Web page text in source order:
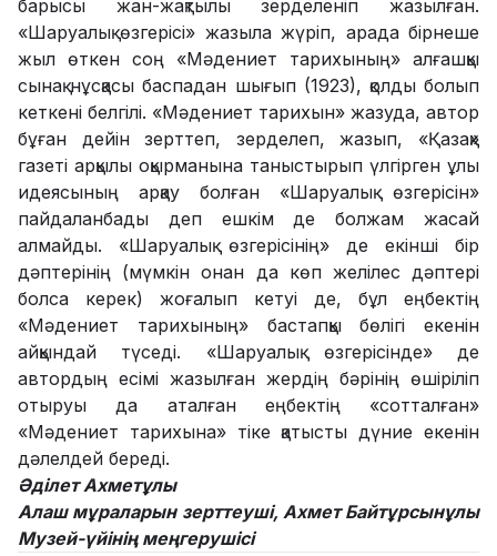
барысы жан-жақтылы зерделеніп жазылған.
«Шаруалық өзгерісі» жазыла жүріп, арада бірнеше
жыл өткен соң «Мәдениет тарихының» алғашқы
сынақ нұсқасы баспадан шығып (1923), қолды болып
кеткені белгілі. «Мәдениет тарихын» жазуда, автор
бұған дейін зерттеп, зерделеп, жазып, «Қазақ»
газеті арқылы оқырманына таныстырып үлгірген ұлы
идеясының арқау болған «Шаруалық өзгерісін»
пайдаланбады деп ешкім де болжам жасай
алмайды. «Шаруалық өзгерісінің» де екінші бір
дәптерінің (мүмкін онан да көп желілес дәптері
болса керек) жоғалып кетуі де, бұл еңбектің
«Мәдениет тарихының» бастапқы бөлігі екенін
айқындай түседі. «Шаруалық өзгерісінде» де
автордың есімі жазылған жердің бәрінің өшіріліп
отыруы да аталған еңбектің «сотталған»
«Мәдениет тарихына» тіке қатысты дүние екенін
дәлелдей береді.
Әділет Ахметұлы
Алаш мұраларын зерттеуші, Ахмет Байтұрсынұлы
Музей-үйінің меңгерушісі